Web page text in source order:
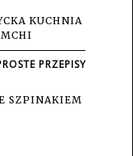
KUCHNIA
PRZEPISY
SZPINAKIEM